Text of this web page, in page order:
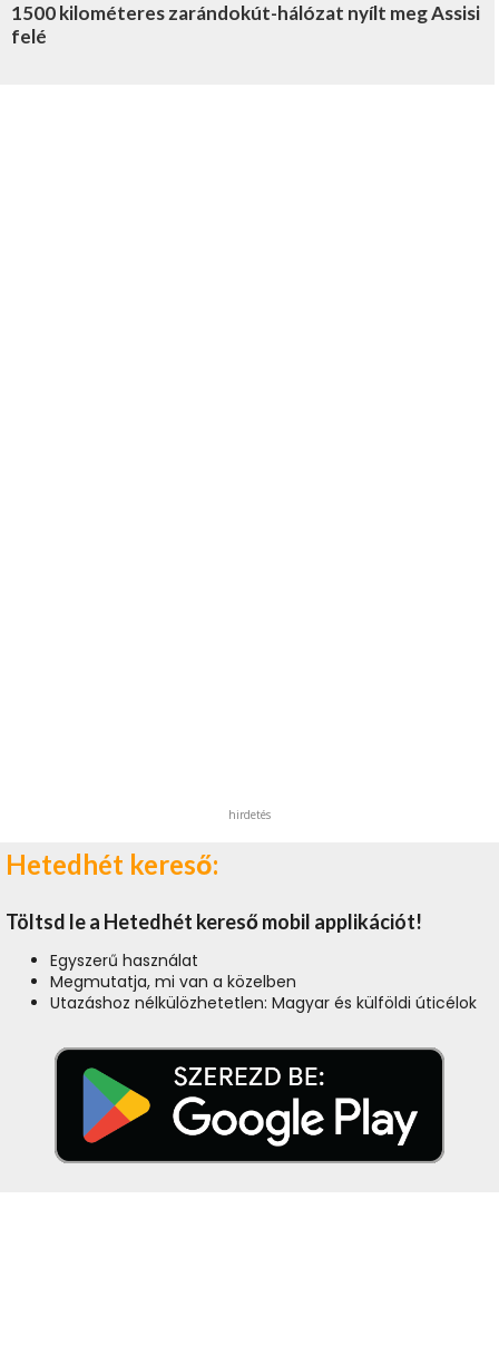
1500 kilométeres zarándokút-hálózat nyílt meg Assisi
felé
hirdetés
Hetedhét kereső:
Töltsd le a Hetedhét kereső mobil applikációt!
Egyszerű használat
Megmutatja, mi van a közelben
Utazáshoz nélkülözhetetlen: Magyar és külföldi úticélok